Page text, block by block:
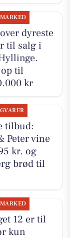
dyreste
til salg i
til
kr
tilbud:
Peter vine
kr. og
brød til
12 er til
kun